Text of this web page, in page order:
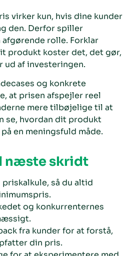
virker kun, hvis dine kunder
den. Derfor spiller
rolle. Forklar
produkt koster det, det gør,
ud af investeringen.
og konkrete
at prisen afspejler reel
mere tilbøjelige til at
se, hvordan dit produkt
en meningsfuld måde.
næste skridt
priskalkule, så du altid
og konkurrenternes
fra kunder for at forstå,
din pris.